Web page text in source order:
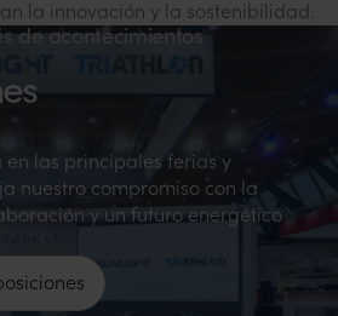
la innovación y la sostenibilidad.
de acontecimientos
en las principales ferias y
nuestro compromiso con la
y un futuro energético